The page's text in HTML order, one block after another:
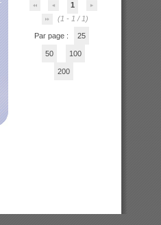
1
(1 - 1 / 1)
Par page : 25
50 100
200